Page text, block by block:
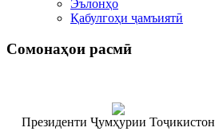
Эълонҳо
Қабулгоҳи ҷамъиятӣ
Сомонаҳои расмӣ
Президенти Ҷумҳурии Тоҷикистон